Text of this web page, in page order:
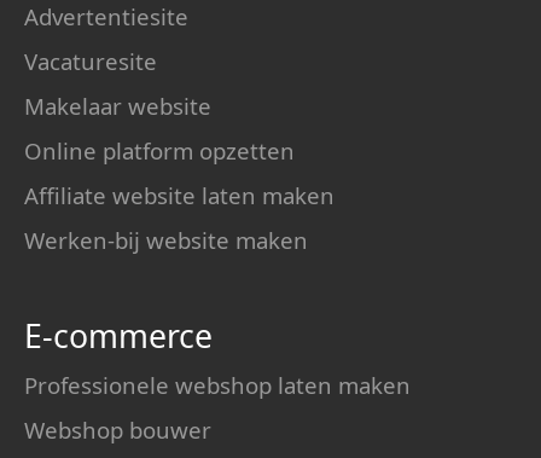
Advertentiesite
Vacaturesite
Makelaar website
Online platform opzetten
Affiliate website laten maken
Werken-bij website maken
E-commerce
Professionele webshop laten maken
Webshop bouwer